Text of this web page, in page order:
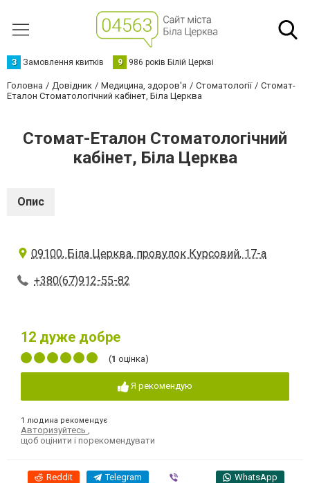
З Замовлення квитків 9 986 років Білій Церкві
Головна Довідник Медицина, здоров'я Стоматології
Стомат-
Еталон Стоматологічний кабінет, Біла Церква
Стомат-Еталон Стоматологічний
кабінет, Біла Церква
Опис
09100, Біла Церква, провулок Курсовий, 17-а
+380(67)912-55-82
12 дуже добре
(1 оцінка)
Я рекомендую
1 людина рекомендує
Авторизуйтесь
щоб оцінити і порекомендувати
Reddit Telegram WhatsApp